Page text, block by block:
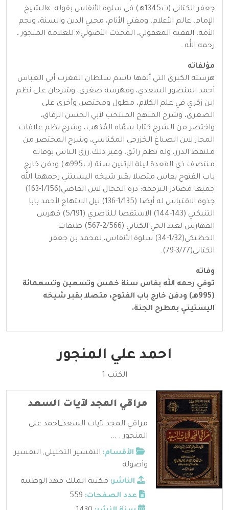
جعفر الكتاني (ت1345هـ) في سلوة الأنفاس بقوله: »الشيخ
الإمام، عالم الأعلام، ومفتي الأنام، محيي الدين والسنة، ونجم
الأمة، الفقيه المعقولي، المحدث الأصولي«.للعلامة المنجور ـ
رحمه الله ـ
مؤلفاته
هرسته الكبرى التي ألفها باسم سلطان المغرب أبي العباس
أحمد المنصور السعدي، وفهرسة صغرى، وشرحان على نظم
ابن زكري في علم الكلام، مطول ومختصر، وأخرى على
الصغرى، وشرح المنهج المنتخب لأبي الحسن الزقاق،
واختصر من الشرح كتابا سمّاه المُذهب، وشرح نظم علاقات
المجاز لابن الصباغ الخزرجي المكناسي، وشرح المختصر من
ملتقط الدرر، وله نظم رائق، وغير ذلك.رزئ الناس بوفاته
منتصف ذي القعدة ليلة الإثنين سنة (ت995هـ) ودفن خارج
باب الفتوح بفاس متصلا بقبر شيخه اليسيتني رحمهما الله
جميعا.مصادر الترجمة: درة الحجال لابن القاضي(1/156-163)
جذوة الاقتباس له أيضا (1/135-136) نيل الابتهاج لأحمد بابا
التنبكتي (143-144) الاستقصا للناصري (5/191) فهرس
الفهارس لعبد الحي الكتاني (2/566-567) طبقات
الحظيكي(1/32-34) سلوة الأنفاس، لمحمد بن جعفر
الكتاني(3/77-79).
وفاته
توفي رحمه الله بفاس سنة خمس وتسعين وتسعمائة
(995هـ) ودفن خارج باب الفتوح، متصلا بقبر شيخه
اليستيني بمطرح الجنة.
احمد علي المنجور
الكتب 1
مراقي المجد لآيات السعد
مراقي المجد لآيات السعد_احمد علي
المنجور . ...
الأقسام: التفسير التحليلي, التفسير
وأصوله
الناشر: مكتبة الملك فهد الوطنية
عدد الصفحات: